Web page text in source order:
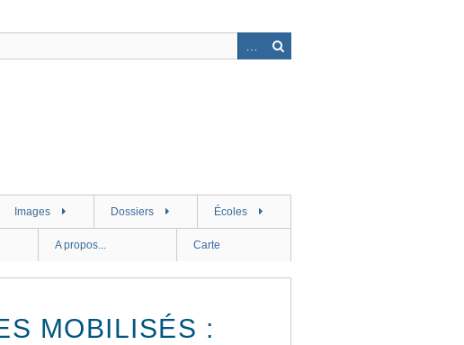
Images Dossiers Écoles
A propos... Carte
MOBILISÉS :